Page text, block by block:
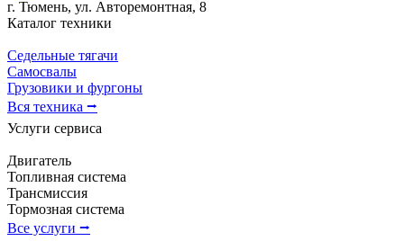
г. Тюмень, ул. Авторемонтная, 8
Каталог техники
Седельные тягачи
Самосвалы
Грузовики и фургоны
Вся техника ⭢
Услуги сервиса
Двигатель
Топливная система
Трансмиссия
Тормозная система
Все услуги ⭢